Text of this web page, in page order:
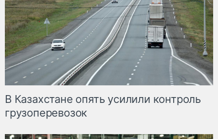
В Казахстане опять усилили контроль
грузоперевозок